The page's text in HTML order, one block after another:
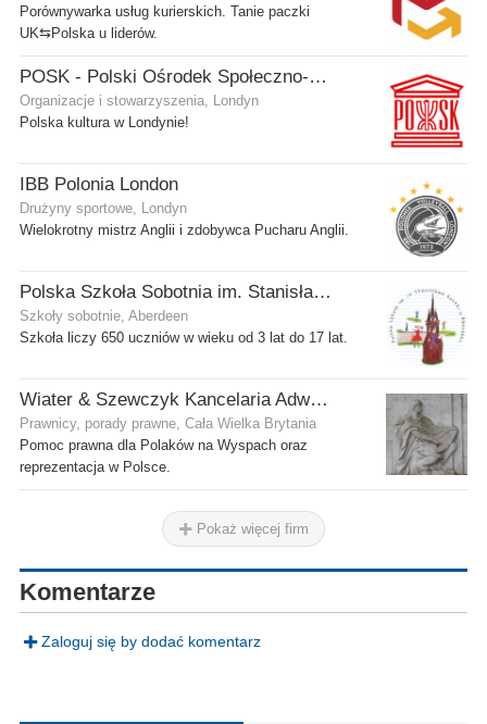
Porównywarka usług kurierskich. Tanie paczki
UK⇆Polska u liderów.
POSK - Polski Ośrodek Społeczno-Kulturalny
Organizacje i stowarzyszenia, Londyn
Polska kultura w Londynie!
IBB Polonia London
Drużyny sportowe, Londyn
Wielokrotny mistrz Anglii i zdobywca Pucharu Anglii.
Polska Szkoła Sobotnia im. Stanisława Kostki
Szkoły sobotnie, Aberdeen
Szkoła liczy 650 uczniów w wieku od 3 lat do 17 lat.
Wiater & Szewczyk Kancelaria Adwokacka
Prawnicy, porady prawne, Cała Wielka Brytania
Pomoc prawna dla Polaków na Wyspach oraz
reprezentacja w Polsce.
Pokaż więcej firm
Komentarze
Zaloguj się by dodać komentarz